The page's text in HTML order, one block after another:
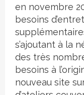
en novembre
besoins
s’ajoutant à la
des très
besoins à
nouveau site